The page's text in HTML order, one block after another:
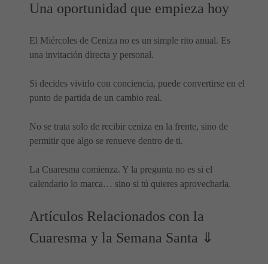
Una oportunidad que empieza hoy
El Miércoles de Ceniza no es un simple rito anual. Es
una invitación directa y personal.
Si decides vivirlo con conciencia, puede convertirse en el
punto de partida de un cambio real.
No se trata solo de recibir ceniza en la frente, sino de
permitir que algo se renueve dentro de ti.
La Cuaresma comienza. Y la pregunta no es si el
calendario lo marca… sino si tú quieres aprovecharla.
Artículos Relacionados con la
Cuaresma y la Semana Santa ⇓